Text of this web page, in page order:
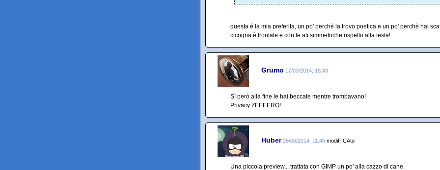
questa è la mia preferita, un po' perchè la trovo poetica e un po' perchè hai
cicogna è frontale e con le ali simmetriche rispetto alla testa!
Grumo 17/03/2014, 15:43
Sì però alla fine le hai beccate mentre trombavano!
Privacy ZEEEERO!
Huber 26/06/2014, 11:45 modiFICAto
Una piccola preview... trattata con GIMP un po' alla cazzo di cane.